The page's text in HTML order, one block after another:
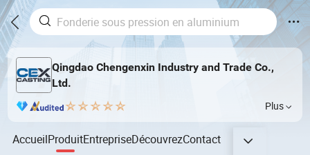
Qingdao Chengenxin Industry and Trade Co.,
Ltd.
Plus
AccueilProduitEntrepriseDécouvrezContact